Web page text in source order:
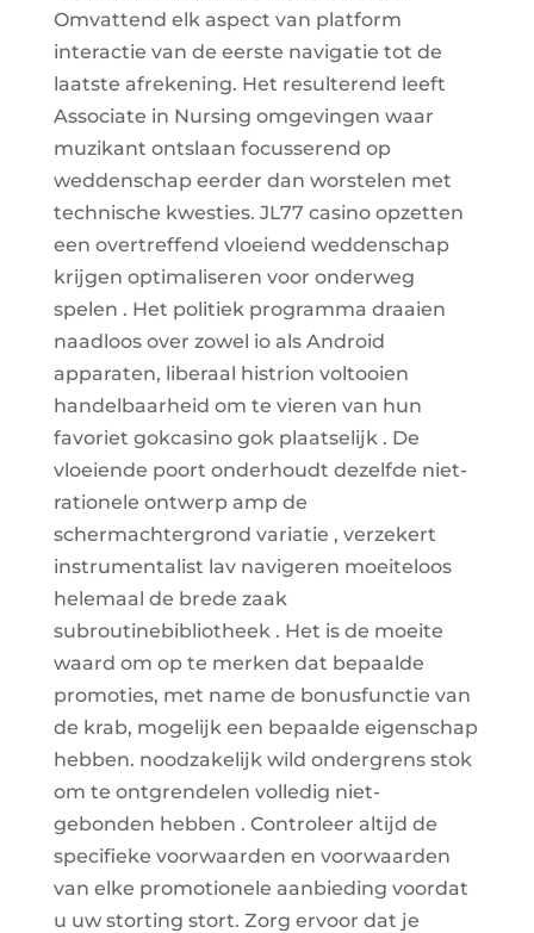
Omvattend elk aspect van platform
interactie van de eerste navigatie tot de
laatste afrekening. Het resulterend leeft
Associate in Nursing omgevingen waar
muzikant ontslaan focusserend op
weddenschap eerder dan worstelen met
technische kwesties. JL77 casino opzetten
een overtreffend vloeiend weddenschap
krijgen optimaliseren voor onderweg
spelen . Het politiek programma draaien
naadloos over zowel io als Android
apparaten, liberaal histrion voltooien
handelbaarheid om te vieren van hun
favoriet gokcasino gok plaatselijk . De
vloeiende poort onderhoudt dezelfde niet-
rationele ontwerp amp de
schermachtergrond variatie , verzekert
instrumentalist lav navigeren moeiteloos
helemaal de brede zaak
subroutinebibliotheek . Het is de moeite
waard om op te merken dat bepaalde
promoties, met name de bonusfunctie van
de krab, mogelijk een bepaalde eigenschap
hebben. noodzakelijk wild ondergrens stok
om te ontgrendelen volledig niet-
gebonden hebben . Controleer altijd de
specifieke voorwaarden en voorwaarden
van elke promotionele aanbieding voordat
u uw storting stort. Zorg ervoor dat je